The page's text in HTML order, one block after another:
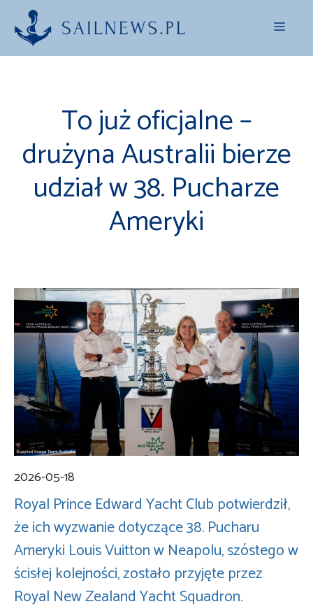
Przejdź
treści
Menu
To już oficjalne –
drużyna Australii bierze
udział w 38. Pucharze
Ameryki
2026-05-18
Royal Prince Edward Yacht Club potwierdził,
że ich wyzwanie dotyczące 38. Pucharu
Ameryki Louis Vuitton w Neapolu, szóstego w
ścisłej kolejności, zostało przyjęte przez
Royal New Zealand Yacht Squadron.